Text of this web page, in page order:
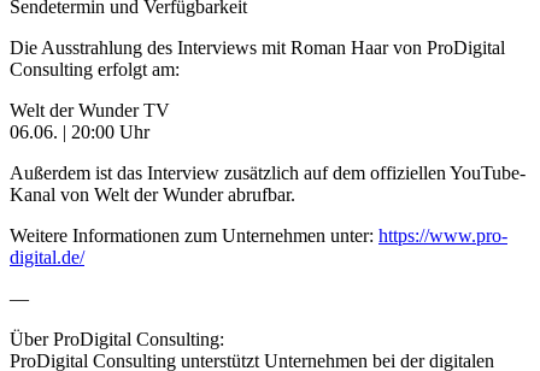
Sendetermin und Verfügbarkeit
Die Ausstrahlung des Interviews mit Roman Haar von ProDigital
Consulting erfolgt am:
Welt der Wunder TV
06.06. | 20:00 Uhr
Außerdem ist das Interview zusätzlich auf dem offiziellen YouTube-
Kanal von Welt der Wunder abrufbar.
Weitere Informationen zum Unternehmen unter: https://www.pro-
digital.de/
—
Über ProDigital Consulting:
ProDigital Consulting unterstützt Unternehmen bei der digitalen